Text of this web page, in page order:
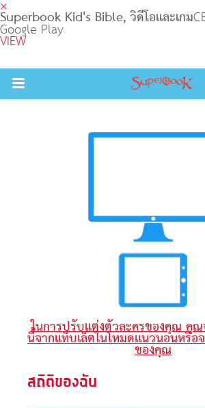
×
Superbook Kid's Bible, วิดีโอและเกม
Google Play
VIEW
Return to
คัมภีร์
อกอากาศ
ในการปรับแต่งตัวละครของคุณ คุ
นี้จากแท็บเล็ตในโหมดแนวนอนหรือ
ของคุณ
สถิติของฉัน